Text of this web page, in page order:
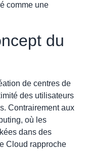
comme une
du
de centres de
des utilisateurs
Contrairement aux
où les
dans des
Cloud rapproche